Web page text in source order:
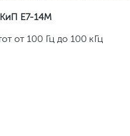
Е7-14М
от 100 Гц до 100 кГц